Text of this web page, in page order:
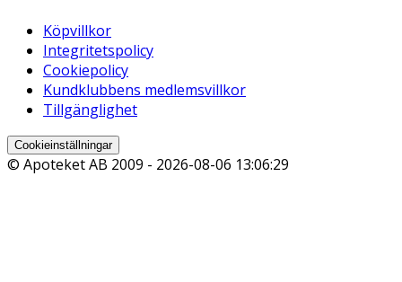
Köpvillkor
Integritetspolicy
Cookiepolicy
Kundklubbens medlemsvillkor
Tillgänglighet
Cookieinställningar
© Apoteket AB 2009 - 2026-08-06 13:06:29